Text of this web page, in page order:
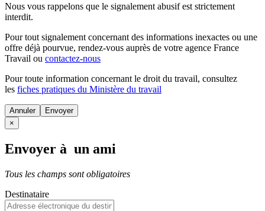
Nous vous rappelons que le signalement abusif est strictement
interdit.
Pour tout signalement concernant des informations inexactes ou une
offre déjà pourvue, rendez-vous auprès de votre agence France
Travail ou contactez-nous
Pour toute information concernant le droit du travail, consultez
les fiches pratiques du Ministère du travail
Annuler
×
Envoyer à un ami
Tous les champs sont obligatoires
Destinataire